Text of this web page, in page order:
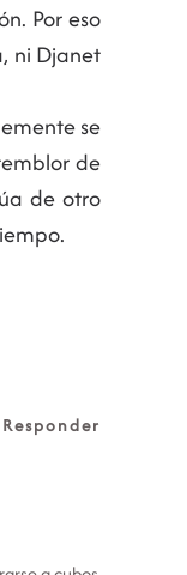
Por eso
ni Djanet
se
de
de otro
Responder